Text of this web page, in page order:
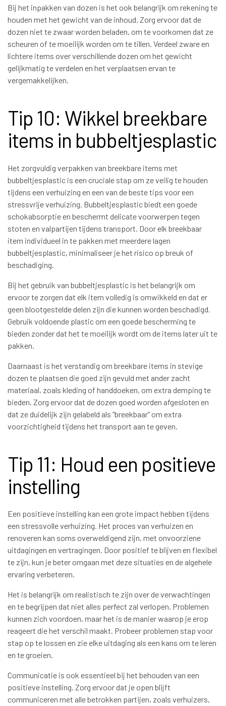
Bij het inpakken van dozen is het ook belangrijk om rekening te
houden met het gewicht van de inhoud. Zorg ervoor dat de
dozen niet te zwaar worden beladen, om te voorkomen dat ze
scheuren of te moeilijk worden om te tillen. Verdeel zware en
lichtere items over verschillende dozen om het gewicht
gelijkmatig te verdelen en het verplaatsen ervan te
vergemakkelijken.
Tip 10: Wikkel breekbare
items in bubbeltjesplastic
Het zorgvuldig verpakken van breekbare items met
bubbeltjesplastic is een cruciale stap om ze veilig te houden
tijdens een verhuizing en een van de beste tips voor een
stressvrije verhuizing. Bubbeltjesplastic biedt een goede
schokabsorptie en beschermt delicate voorwerpen tegen
stoten en valpartijen tijdens transport. Door elk breekbaar
item individueel in te pakken met meerdere lagen
bubbeltjesplastic, minimaliseer je het risico op breuk of
beschadiging.
Bij het gebruik van bubbeltjesplastic is het belangrijk om
ervoor te zorgen dat elk item volledig is omwikkeld en dat er
geen blootgestelde delen zijn die kunnen worden beschadigd.
Gebruik voldoende plastic om een goede bescherming te
bieden zonder dat het te moeilijk wordt om de items later uit te
pakken.
Daarnaast is het verstandig om breekbare items in stevige
dozen te plaatsen die goed zijn gevuld met ander zacht
materiaal, zoals kleding of handdoeken, om extra demping te
bieden. Zorg ervoor dat de dozen goed worden afgesloten en
dat ze duidelijk zijn gelabeld als “breekbaar” om extra
voorzichtigheid tijdens het transport aan te geven.
Tip 11: Houd een positieve
instelling
Een positieve instelling kan een grote impact hebben tijdens
een stressvolle verhuizing. Het proces van verhuizen en
renoveren kan soms overweldigend zijn, met onvoorziene
uitdagingen en vertragingen. Door positief te blijven en flexibel
te zijn, kun je beter omgaan met deze situaties en de algehele
ervaring verbeteren.
Het is belangrijk om realistisch te zijn over de verwachtingen
en te begrijpen dat niet alles perfect zal verlopen. Problemen
kunnen zich voordoen, maar het is de manier waarop je erop
reageert die het verschil maakt. Probeer problemen stap voor
stap op te lossen en zie elke uitdaging als een kans om te leren
en te groeien.
Communicatie is ook essentieel bij het behouden van een
positieve instelling. Zorg ervoor dat je open blijft
communiceren met alle betrokken partijen, zoals verhuizers,